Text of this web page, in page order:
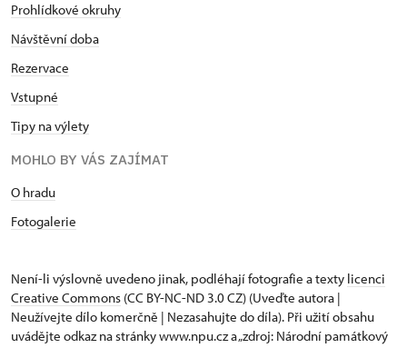
Prohlídkové okruhy
Návštěvní doba
Rezervace
Vstupné
Tipy na výlety
MOHLO BY VÁS ZAJÍMAT
O hradu
Fotogalerie
Není-li výslovně uvedeno jinak, podléhají fotografie a texty licenci
Creative Commons (CC BY-NC-ND 3.0 CZ) (Uveďte autora |
Neužívejte dílo komerčně | Nezasahujte do díla). Při užití obsahu
uvádějte odkaz na stránky www.npu.cz a „zdroj: Národní památkový